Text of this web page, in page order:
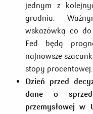
jednym z
grudniu.
wskazówką co
Fed będą
najnowsze
stopy procentowej.
Dzień przed
dane o
przemysłowej w